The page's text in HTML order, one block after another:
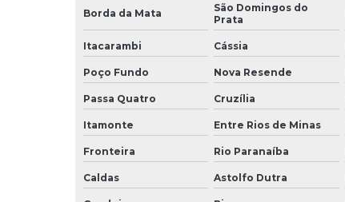
Borda da Mata
São Domingos do
Prata
Itacarambi Cássia
Poço Fundo Nova Resende
Passa Quatro Cruzília
Itamonte Entre Rios de Minas
Fronteira Rio Paranaíba
Caldas Astolfo Dutra